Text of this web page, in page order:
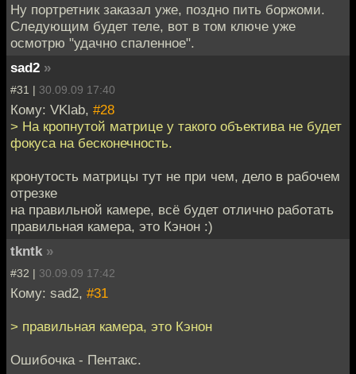
Ну портретник заказал уже, поздно пить боржоми.
Следующим будет теле, вот в том ключе уже
осмотрю "удачно спаленное".
sad2 »
#31 | 30.09.09 17:40
Кому: VKlab, #28
> На кропнутой матрице у такого объектива не будет
фокуса на бесконечность.
кронутость матрицы тут не при чем, дело в рабочем
отрезке
на правильной камере, всё будет отлично работать
правильная камера, это Кэнон :)
tkntk »
#32 | 30.09.09 17:42
Кому: sad2, #31
> правильная камера, это Кэнон
Ошибочка - Пентакс.